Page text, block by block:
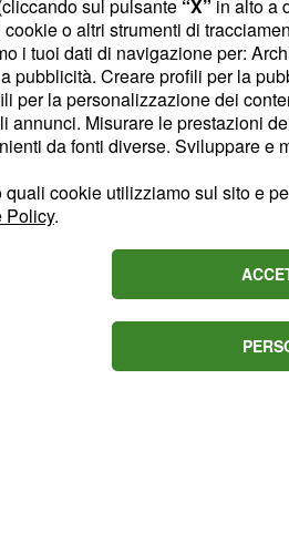
supermercati cerca
,Millesimoin provincia di
in provincia di
punti vendita già attivi sul
di responsabili punti
(nella zona nord della
di
Torino) eComo.
sul pulsante “X” in alto a
o altri strumenti di
i tuoi dati di navigazione per:
pubblicità. Creare profili per la
per la personalizzazione dei
annunci. Misurare le prestazioni
da fonti diverse. Sviluppare
cookie utilizziamo sul sito e
Policy.